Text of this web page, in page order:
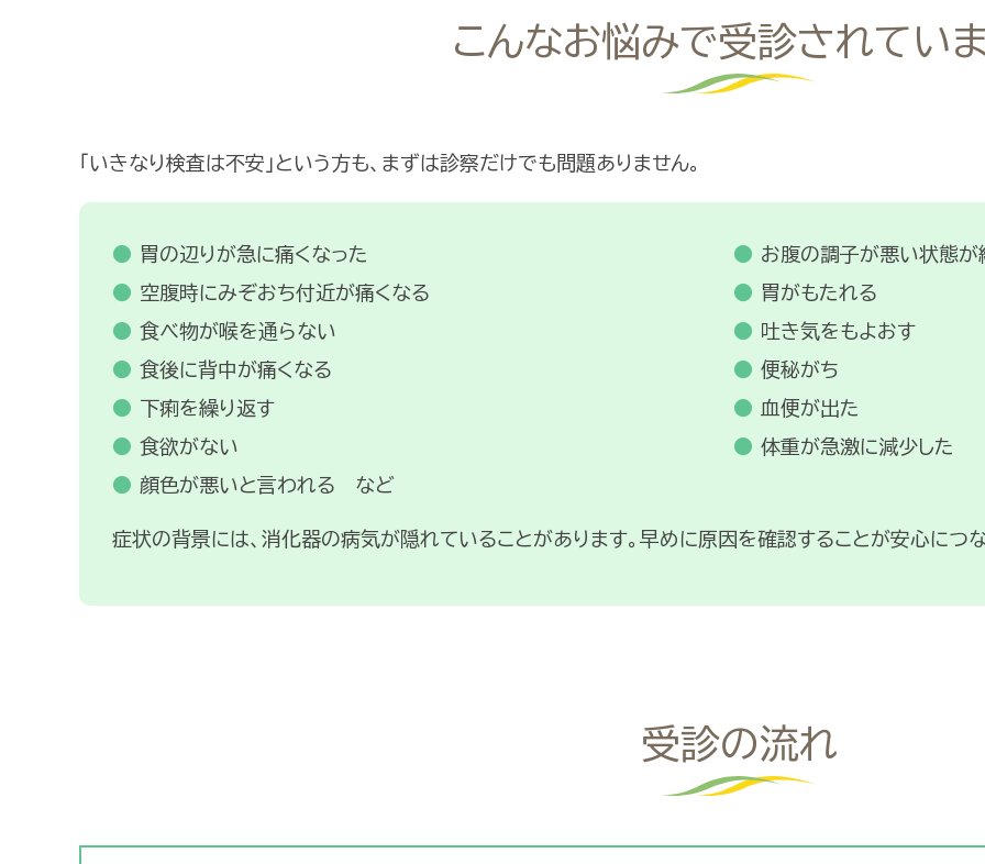
こんなお悩みで受診されてい
「いきなり検査は不安」という方も、まずは診察だけでも問題ありません。
胃の辺りが急に痛くなった
お腹の調子が悪い状態が
空腹時にみぞおち付近が痛くなる
胃がもたれる
食べ物が喉を通らない
吐き気をもよおす
食後に背中が痛くなる
便秘がち
下痢を繰り返す
血便が出た
食欲がない
体重が急激に減少した
顔色が悪いと言われる など
症状の背景には、消化器の病気が隠れていることがあります。早めに原因を確認することが安心につ
受診の流れ